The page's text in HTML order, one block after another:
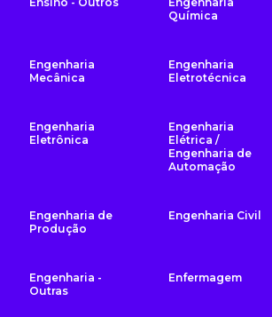
Química
Engenharia
Mecânica
Engenharia
Eletrotécnica
Engenharia
Eletrônica
Engenharia
Elétrica /
Engenharia de
Automação
Engenharia de
Produção
Engenharia Civil
Engenharia -
Outras
Enfermagem